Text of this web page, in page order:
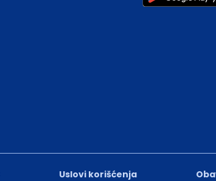
Uslovi korišćenja